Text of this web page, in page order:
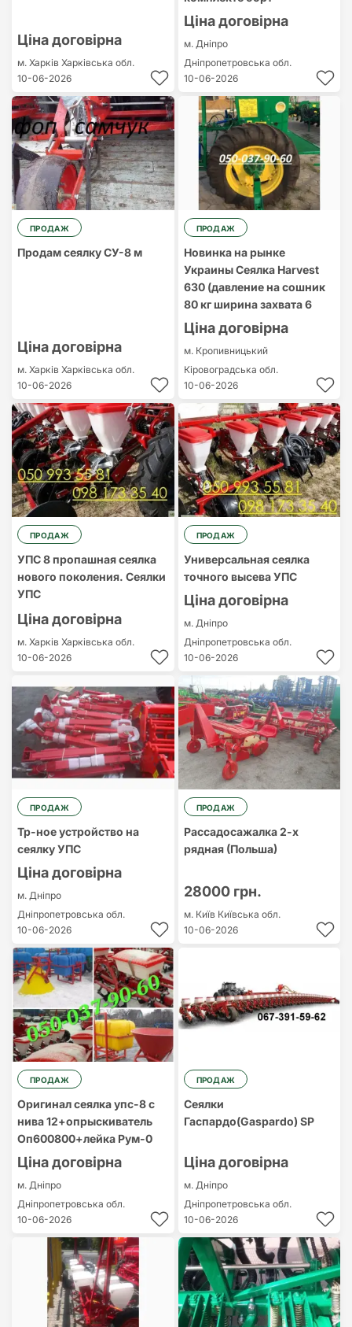
Ціна договірна
м. Харків Харківська обл.
10-06-2026
Ціна договірна
м. Дніпро
Дніпропетровська обл.
10-06-2026
ПРОДАЖ
Продам сеялку СУ-8 м
Ціна договірна
м. Харків Харківська обл.
10-06-2026
ПРОДАЖ
Новинка на рынке
Украины Сеялка Harvest
630 (давление на сошник
80 кг ширина захвата 6
Ціна договірна
м. Кропивницький
Кіровоградська обл.
10-06-2026
ПРОДАЖ
УПС 8 пропашная сеялка
нового поколения. Сеялки
УПС
Ціна договірна
м. Харків Харківська обл.
10-06-2026
ПРОДАЖ
Универсальная сеялка
точного высева УПС
Ціна договірна
м. Дніпро
Дніпропетровська обл.
10-06-2026
ПРОДАЖ
Тр-ное устройство на
сеялку УПС
Ціна договірна
м. Дніпро
Дніпропетровська обл.
10-06-2026
ПРОДАЖ
Рассадосажалка 2-х
рядная (Польша)
28000 грн.
м. Київ Київська обл.
10-06-2026
ПРОДАЖ
Оригинал сеялка упс-8 с
нива 12+опрыскиватель
Оп600800+лейка Рум-0
Ціна договірна
м. Дніпро
Дніпропетровська обл.
10-06-2026
ПРОДАЖ
Сеялки
Гаспардо(Gaspardo) SP
Ціна договірна
м. Дніпро
Дніпропетровська обл.
10-06-2026